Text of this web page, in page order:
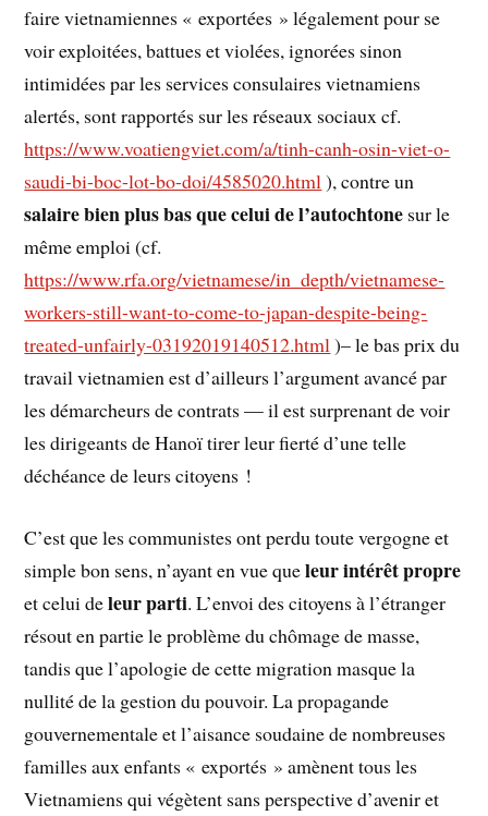
faire vietnamiennes « exportées » légalement pour se
voir exploitées, battues et violées, ignorées sinon
intimidées par les services consulaires vietnamiens
alertés, sont rapportés sur les réseaux sociaux cf.
https://www.voatiengviet.com/a/tinh-canh-osin-viet-o-
saudi-bi-boc-lot-bo-doi/4585020.html), contre un
salaire bien plus bas que celui de l’autochtone sur le
même emploi (cf.
https://www.rfa.org/vietnamese/in_depth/vietnamese-
workers-still-want-to-come-to-japan-despite-being-
treated-unfairly-03192019140512.html)– le bas prix du
travail vietnamien est d’ailleurs l’argument avancé par
les démarcheurs de contrats — il est surprenant de voir
les dirigeants de Hanoï tirer leur fierté d’une telle
déchéance de leurs citoyens !
C’est que les communistes ont perdu toute vergogne et
simple bon sens, n’ayant en vue queleurintérêt propre
et celui deleur parti. L’envoi des citoyens à l’étranger
résout en partie le problème du chômage de masse,
tandis que l’apologie de cette migration masque la
nullité de la gestion du pouvoir. La propagande
gouvernementale et l’aisance soudaine de nombreuses
familles aux enfants « exportés » amènent tous les
Vietnamiens qui végètent sans perspective d’avenir et